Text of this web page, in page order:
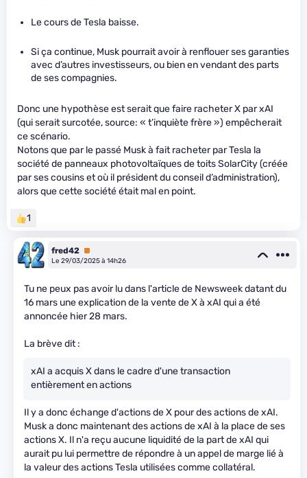
Le cours de Tesla baisse.
Si ça continue, Musk pourrait avoir à renflouer ses garanties
avec d’autres investisseurs, ou bien en vendant des parts
de ses compagnies.
Donc une hypothèse est serait que faire racheter X par xAI
(qui serait surcotée, source: « t’inquiète frère ») empêcherait
ce scénario.
Notons que par le passé Musk à fait racheter par Tesla la
société de panneaux photovoltaïques de toits SolarCity (créée
par ses cousins et où il président du conseil d’administration),
alors que cette société était mal en point.
1
fred42 Premium
Le 29/03/2025 à 14h26
Tu ne peux pas avoir lu dans l'article de Newsweek datant du
16 mars une explication de la vente de X à xAI qui a été
annoncée hier 28 mars.
La brève dit :
xAI a acquis X dans le cadre d'une transaction
entièrement en actions
Il y a donc échange d'actions de X pour des actions de xAI.
Musk a donc maintenant des actions de xAI à la place de ses
actions X. Il n'a reçu aucune liquidité de la part de xAI qui
aurait pu lui permettre de répondre à un appel de marge lié à
la valeur des actions Tesla utilisées comme collatéral.